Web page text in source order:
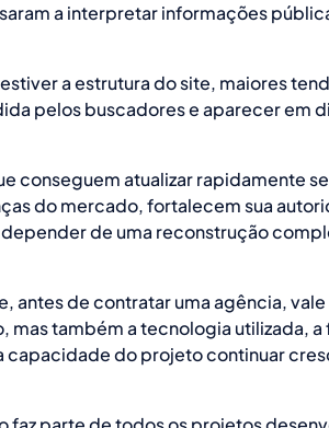
a interpretar informações
a estrutura do site, maiores
pelos buscadores e aparecer em
conseguem atualizar rapidamente
do mercado, fortalecem sua
de uma reconstrução
antes de contratar uma agência,
mas também a tecnologia utilizada,
capacidade do projeto continuar